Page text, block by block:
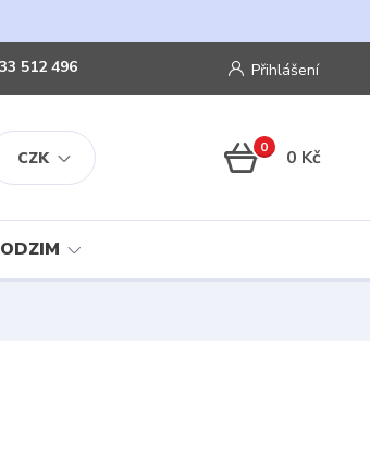
CZK
Přihlášení
512 496
0 0 Kč